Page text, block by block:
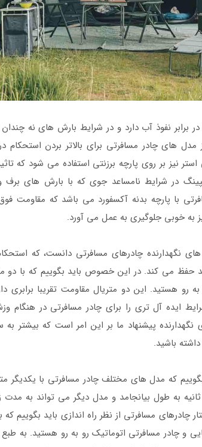
در برابر نفوذ آب دارد و در شرایط بارش های نه
های چادر مسافرتی برای بالاتر بردن استحکام
نیز بر روی پارچه برزنتی استفاده می شود که
در شرایط نامساعد جوی که با بارش های برف و
با پارچه بدنه آکسفورد می باشد که مقاومت فوق
به خوبی جلوگیری به عمل می آورد.
نگهدارنده چادرهای مسافرتی دانست، که
حفظ می کند. در این خصوص باید بگوییم که با دو
رو هستید. این دو متریال مقاومت تقریبا برابری
ایده آل تری را برای چادر مسافرتی در هنگام
پیشنهاد ما بر این امر است که بیشتر به
باشید.
که مدل های مختلف چادر مسافرتی با یکدیگر
به طول بیانجامد و مدل دیگر می تواند به مدت
چادرهای مسافرتی از نظر راه اندازی باید بگوییم
و چادر مسافرتی اتوماتیک رو به رو هستید. به